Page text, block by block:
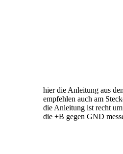
hier die Anleitung aus
empfehlen auch am
die Anleitung ist recht
die +B gegen GND